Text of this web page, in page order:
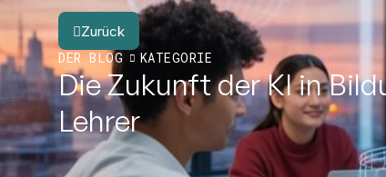
Zurück
DER BLOG
KATEGORIE
Die Zukunft der KI in
Lehrer